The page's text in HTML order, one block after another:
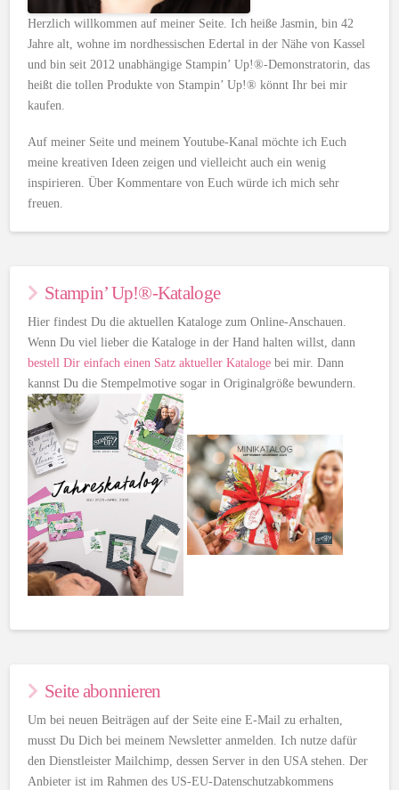
Herzlich willkommen auf meiner Seite. Ich heiße Jasmin, bin 42
Jahre alt, wohne im nordhessischen Edertal in der Nähe von Kassel
und bin seit 2012 unabhängige Stampin’ Up!®-Demonstratorin, das
heißt die tollen Produkte von Stampin’ Up!® könnt Ihr bei mir
kaufen.
Auf meiner Seite und meinem Youtube-Kanal möchte ich Euch
meine kreativen Ideen zeigen und vielleicht auch ein wenig
inspirieren. Über Kommentare von Euch würde ich mich sehr
freuen.
Stampin’ Up!®-Kataloge
Hier findest Du die aktuellen Kataloge zum Online-Anschauen.
Wenn Du viel lieber die Kataloge in der Hand halten willst, dann
bestell Dir einfach einen Satz aktueller Kataloge bei mir. Dann
kannst Du die Stempelmotive sogar in Originalgröße bewundern.
Seite abonnieren
Um bei neuen Beiträgen auf der Seite eine E-Mail zu erhalten,
musst Du Dich bei meinem Newsletter anmelden. Ich nutze dafür
den Dienstleister Mailchimp, dessen Server in den USA stehen. Der
Anbieter ist im Rahmen des US-EU-Datenschutzabkommens